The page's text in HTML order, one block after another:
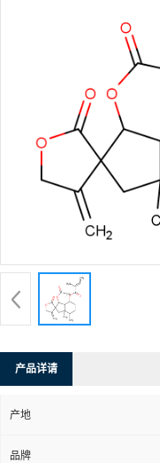
产品详请
产地
品牌